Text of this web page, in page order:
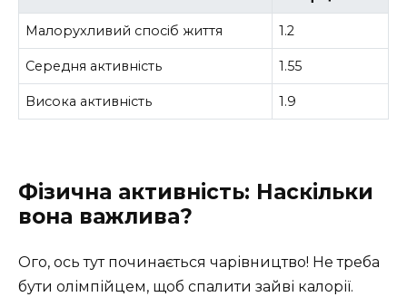
Малорухливий спосіб життя 1.2
Середня активність 1.55
Висока активність 1.9
Фізична активність: Наскільки
вона важлива?
Ого, ось тут починається чарівництво! Не треба
бути олімпійцем, щоб спалити зайві калорії.